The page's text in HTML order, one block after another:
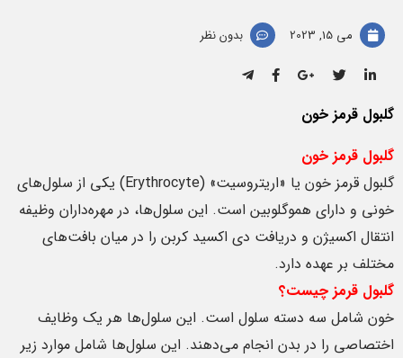
می 15, 2023 بدون نظر
گلبول قرمز خون
گلبول قرمز خون
گلبول قرمز خون یا «اریتروسیت‌» (Erythrocyte) یکی از سلول‌های
خونی و دارای هموگلوبین است. این سلول‌ها، در مهره‌داران وظیفه
انتقال اکسیژن و دریافت دی اکسید کربن را در میان بافت‌های
مختلف بر عهده دارد.
گلبول قرمز چیست؟
خون شامل سه دسته سلول است. این سلول‌ها هر یک وظایف
اختصاصی را در بدن انجام می‌دهند. این سلول‌ها شامل موارد زیر